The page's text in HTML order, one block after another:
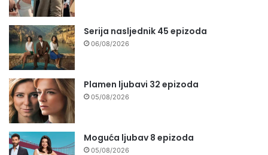
Serija nasljednik 45 epizoda
06/08/2026
Plamen ljubavi 32 epizoda
05/08/2026
Moguća ljubav 8 epizoda
05/08/2026